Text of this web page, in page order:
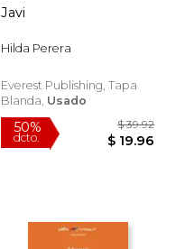
Javi
Hilda Perera
Everest Publishing, Tapa
Blanda, Usado